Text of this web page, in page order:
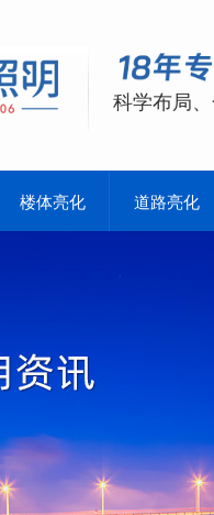
科学布局
楼体亮化 道路亮化